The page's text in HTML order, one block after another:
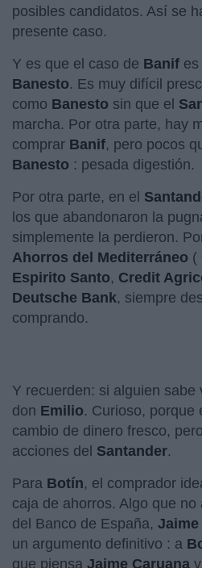
posibles candidatos. Así se
presente caso.
Y es que el caso de Banif
Banesto. Es muy difícil
como Banesto sin que el
marcha. Por otra parte, hay
comprar Banif, pero pocos
Banesto : pesada digestión.
Por otra parte, en el
los que abandonaron la
simplemente la perdieron.
Ahorros del Mediterráneo (
Espirito Santo, Credit
Deutsche Bank, siempre
comprando.
Y recuerden: si alguien sabe
don Emilio. Curioso, porque
cambio de dinero fresco,
acciones del Santander.
Para Botín, el comprador
caja de ahorros. Algo que
del Banco de España, Jaime
un argumento definitivo : a
que piensa Jaime Caruana